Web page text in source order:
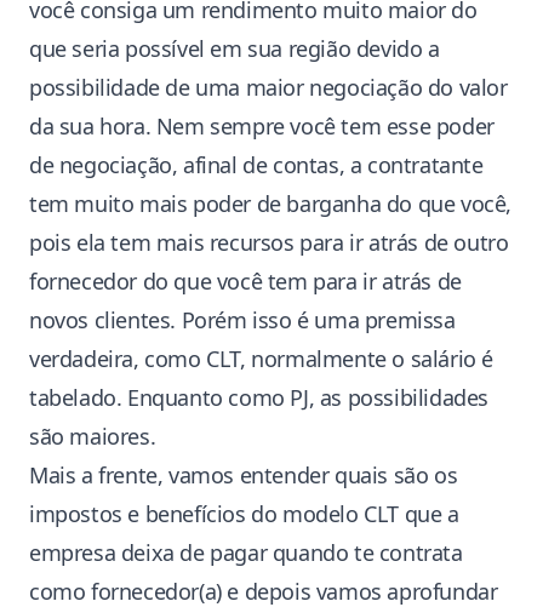
você consiga um rendimento muito maior do
que seria possível em sua região devido a
possibilidade de uma maior negociação do valor
da sua hora. Nem sempre você tem esse poder
de negociação, afinal de contas, a contratante
tem muito mais poder de barganha do que você,
pois ela tem mais recursos para ir atrás de outro
fornecedor do que você tem para ir atrás de
novos clientes. Porém isso é uma premissa
verdadeira, como CLT, normalmente o salário é
tabelado. Enquanto como PJ, as possibilidades
são maiores.
Mais a frente, vamos entender quais são os
impostos e benefícios do modelo CLT que a
empresa deixa de pagar quando te contrata
como fornecedor(a) e depois vamos aprofundar